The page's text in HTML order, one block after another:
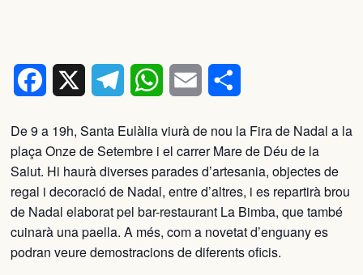
Facebook TelegramWhatsApp
Email
De 9 a 19h, Santa Eulàlia viurà de nou la Fira de Nadal a la
plaça Onze de Setembre i el carrer Mare de Déu de la
Salut. Hi haurà diverses parades d’artesania, objectes de
regal i decoració de Nadal, entre d’altres, i es repartirà brou
de Nadal elaborat pel bar-restaurant La Bimba, que també
cuinarà una paella. A més, com a novetat d’enguany es
podran veure demostracions de diferents oficis.